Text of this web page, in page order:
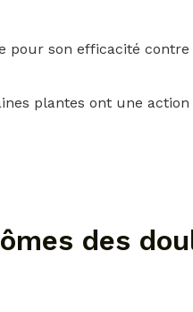
pour son efficacité
plantes ont une
des